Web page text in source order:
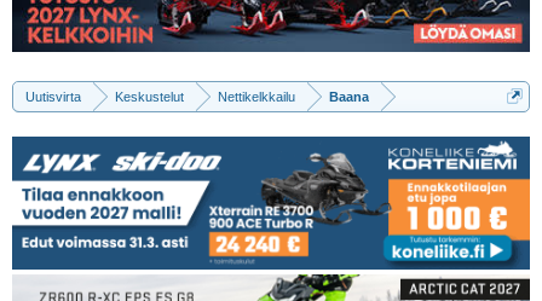
Uutisvirta Keskustelut Nettikelkkailu Baana